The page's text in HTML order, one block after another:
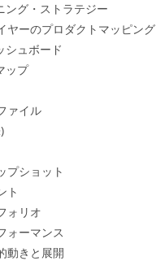
ング・ストラテジー
ヤーのプロダクトマッピング
シュボード
ップ
ァイル
プショット
ト
ォリオ
ォーマンス
動きと展開